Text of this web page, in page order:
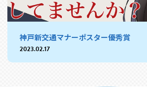
神戸新交通マナーポスター優秀賞
2023.02.17